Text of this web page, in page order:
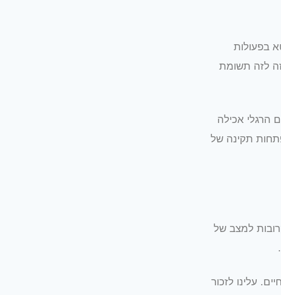
בפעולות
לזה תשומת
הרגלי אכילה
תקינה של
למצב של
עלינו לזכור